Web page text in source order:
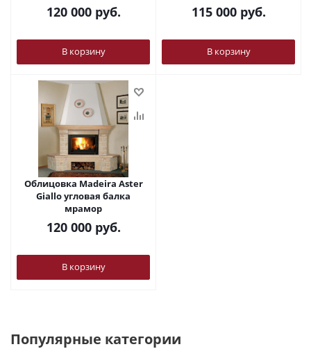
120 000руб.
В корзину
115 000руб.
В корзину
Облицовка Madeira Aster
Giallo угловая балка
мрамор
120 000руб.
В корзину
Популярные категории